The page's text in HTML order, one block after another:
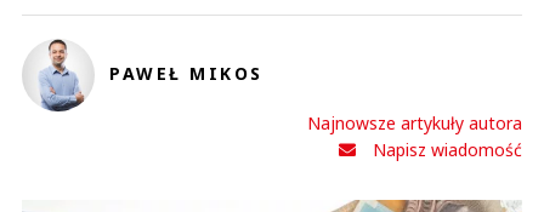
PAWEŁ MIKOS
Najnowsze artykuły autora
Napisz wiadomość